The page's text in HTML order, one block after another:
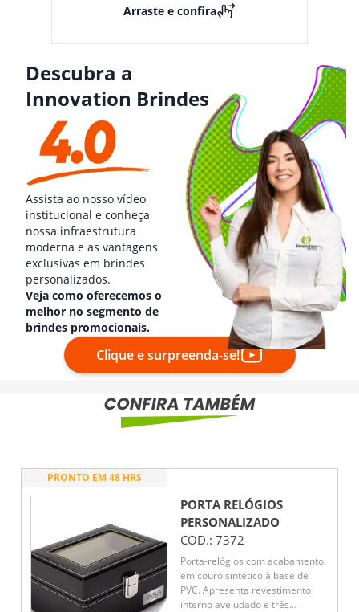
Arraste e confira
Descubra a
Innovation Brindes
Assista ao nosso vídeo
institucional e conheça
nossa infraestrutura
moderna e as vantagens
exclusivas em brindes
personalizados.
Veja como oferecemos o
melhor no segmento de
brindes promocionais.
Clique e surpreenda-se!
PRONTO EM 48 HRS
PORTA RELÓGIOS
PERSONALIZADO
COD.: 7372
Porta-relógios com acabamento
em couro sintético à base de
PVC. Apresenta revestimento
interno aveludado e três